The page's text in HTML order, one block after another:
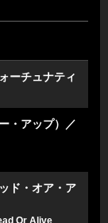
ーチュナティ
・アップ）／
ド・オア・ア